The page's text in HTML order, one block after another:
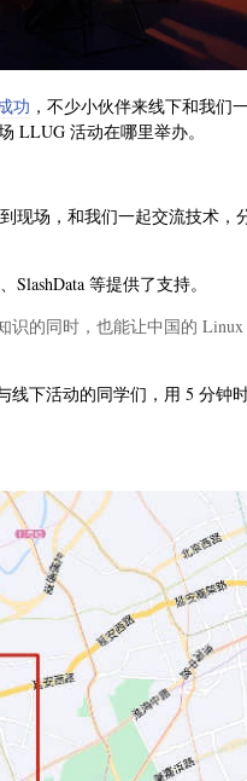
功 ，不少小伙伴来线下和我们
LLUG 活动在哪里举办。
现场，和我们一起交流技术，
等提供了支持。
识的同时，也能让中国的
线下活动的同学们，用 5 分钟